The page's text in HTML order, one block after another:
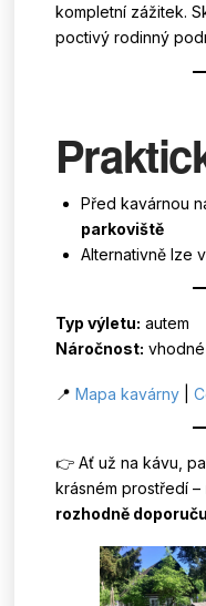
kompletní zážitek.
poctivý rodinný
Před kavárnou
parkoviště
Alternativně lze
Typ výletu: autem
Náročnost:
📍 Mapa kavárny|
👉 Ať už na kávu,
krásném prostředí –
rozhodně